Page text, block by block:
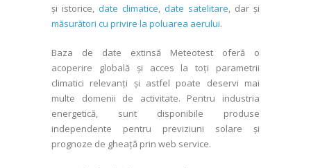
și istorice, date climatice, date satelitare, dar și
măsurători cu privire la poluarea aerului.
Baza de date extinsă Meteotest oferă o
acoperire globală și acces la toți parametrii
climatici relevanți și astfel poate deservi mai
multe domenii de activitate. Pentru industria
energetică, sunt disponibile produse
independente pentru previziuni solare și
prognoze de gheață prin web service.